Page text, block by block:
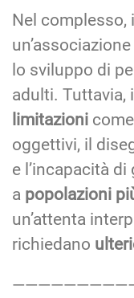
Nel
lo sviluppo di
adulti. Tuttavia,
limitazioni
oggettivi, il
e l’incapacità
a popolazioni
un’attenta
richiedano